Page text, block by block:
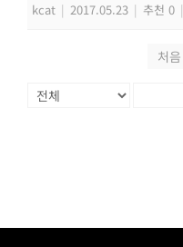
kcat | 2017.05.23 | 추천 0 |
처음